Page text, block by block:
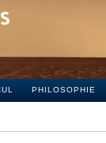
PHILOSOPHIE